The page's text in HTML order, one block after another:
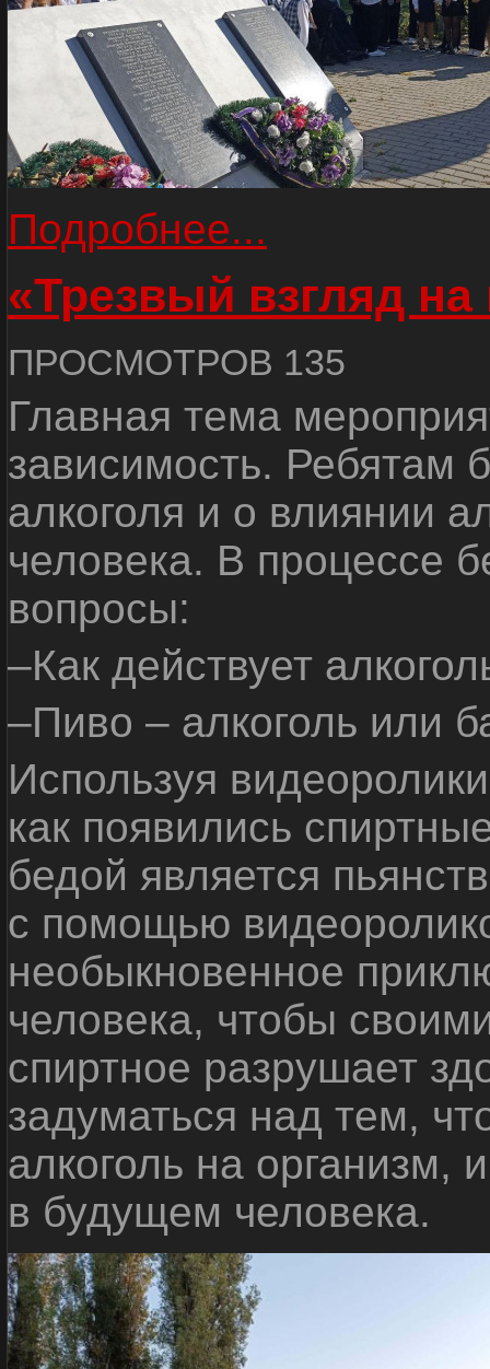
Подробнее...
«Трезвый взгляд на
ПРОСМОТРОВ 135
Главная тема
зависимость. Ребятам
алкоголя и о влиянии
человека. В процессе
вопросы:
–Как действует
–Пиво – алкоголь или
Используя
как появились
бедой является
с помощью
необыкновенное
человека, чтобы
спиртное разрушает
задуматься над тем,
алкоголь на организм,
в будущем человека.